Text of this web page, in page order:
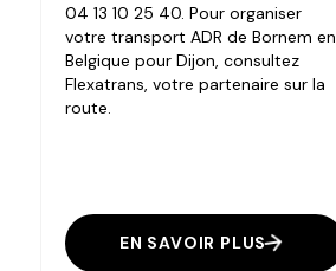
04 13 10 25 40. Pour organiser
votre transport ADR de Bornem en
Belgique pour Dijon, consultez
Flexatrans, votre partenaire sur la
route.
EN SAVOIR PLUS